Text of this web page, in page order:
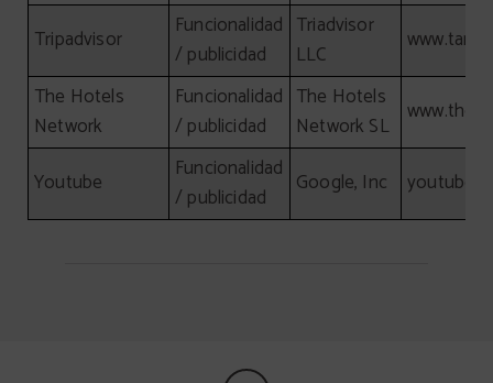
Tripadvisor
Funcionalidad
/ publicidad
Triadvisor
LLC
The Hotels
Network
Funcionalidad
/ publicidad
The Hotels
Network SL
Youtube
Funcionalidad
/ publicidad
Google, Inc